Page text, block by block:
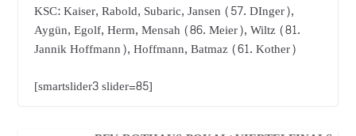
KSC: Kaiser, Rabold, Subaric, Jansen (57. DInger),
Aygün, Egolf, Herm, Mensah (86. Meier), Wiltz (81.
Jannik Hoffmann), Hoffmann, Batmaz (61. Kother)
[smartslider3 slider=85]